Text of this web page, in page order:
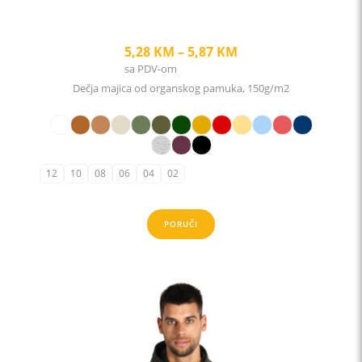
5,28 KM –5,87 KM
5,28 KM
5,87 KM
sa PDV-om
Dečja majica od organskog pamuka, 150g/m2
PORUČI
12 10 08 06 04 02